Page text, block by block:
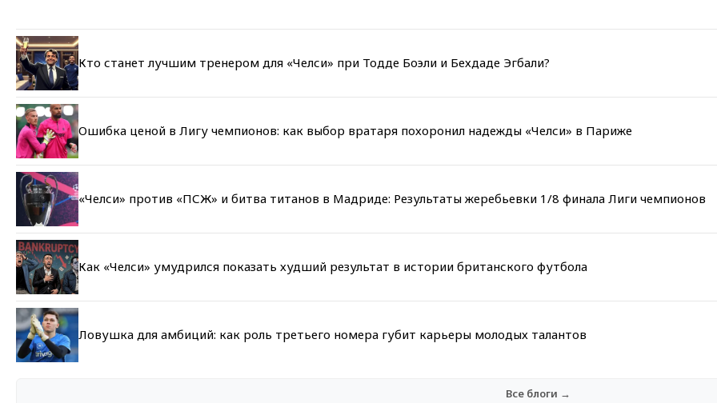
Кто станет лучшим тренером для «Челси» при Тодде Боэли и Бехдаде Эгбали?
Ошибка ценой в Лигу чемпионов: как выбор вратаря похоронил надежды «Челси» в Париже
«Челси» против «ПСЖ» и битва титанов в Мадриде: Результаты жеребьевки 1/8 финала Лиги чемпионов
Как «Челси» умудрился показать худший результат в истории британского футбола
Ловушка для амбиций: как роль третьего номера губит карьеры молодых талантов
Все блоги →